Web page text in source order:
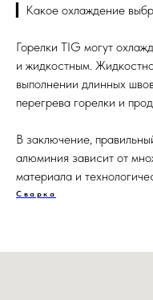
▎Какое охлаждение
Горелки TIG могут
и жидкостным.
выполнении длинных
перегрева горелки и
В заключение,
алюминия зависит от
материала и
Сварка